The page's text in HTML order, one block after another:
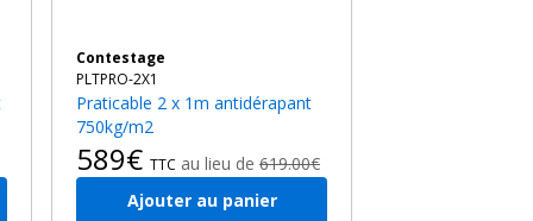
Contestage
PLTPRO-2X1
Praticable 2 x 1m antidérapant
750kg/m2
589€ TTC au lieu de 619.00€
Ajouter au panier